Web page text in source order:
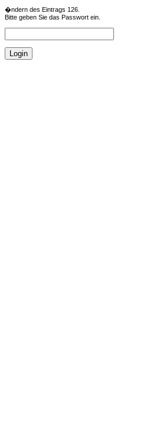
�ndern des Eintrags 126.
Bitte geben Sie das Passwort ein.